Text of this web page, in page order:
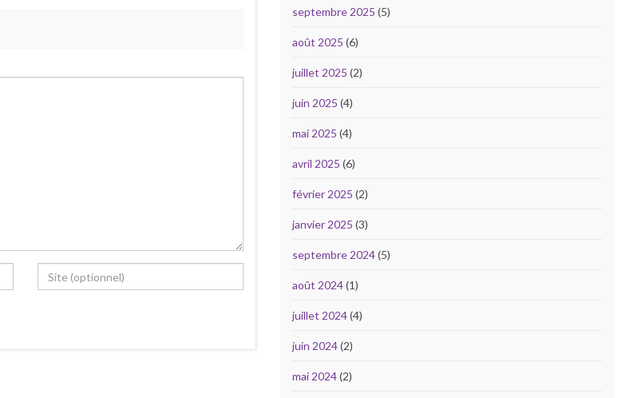
septembre 2025 (5)
août 2025 (6)
juillet 2025 (2)
juin 2025 (4)
mai 2025 (4)
avril 2025 (6)
février 2025 (2)
janvier 2025 (3)
septembre 2024(5)
août 2024(1)
juillet 2024(4)
juin 2024(2)
mai 2024(2)